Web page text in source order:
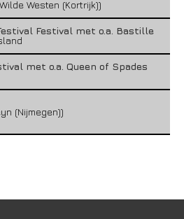
Westen (Kortrijk))
Festival met o.a. Bastille
met o.a. Queen of Spades
(Nijmegen))